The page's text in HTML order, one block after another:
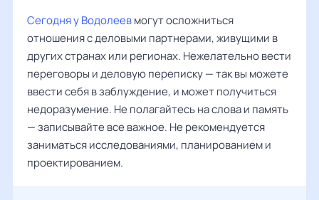
Сегодня у Водолеевмогут осложниться
отношения с деловыми партнерами, живущими в
других странах или регионах. Нежелательно вести
переговоры и деловую переписку — так вы можете
ввести себя в заблуждение, и может получиться
недоразумение. Не полагайтесь на слова и память
— записывайте все важное. Не рекомендуется
заниматься исследованиями, планированием и
проектированием.